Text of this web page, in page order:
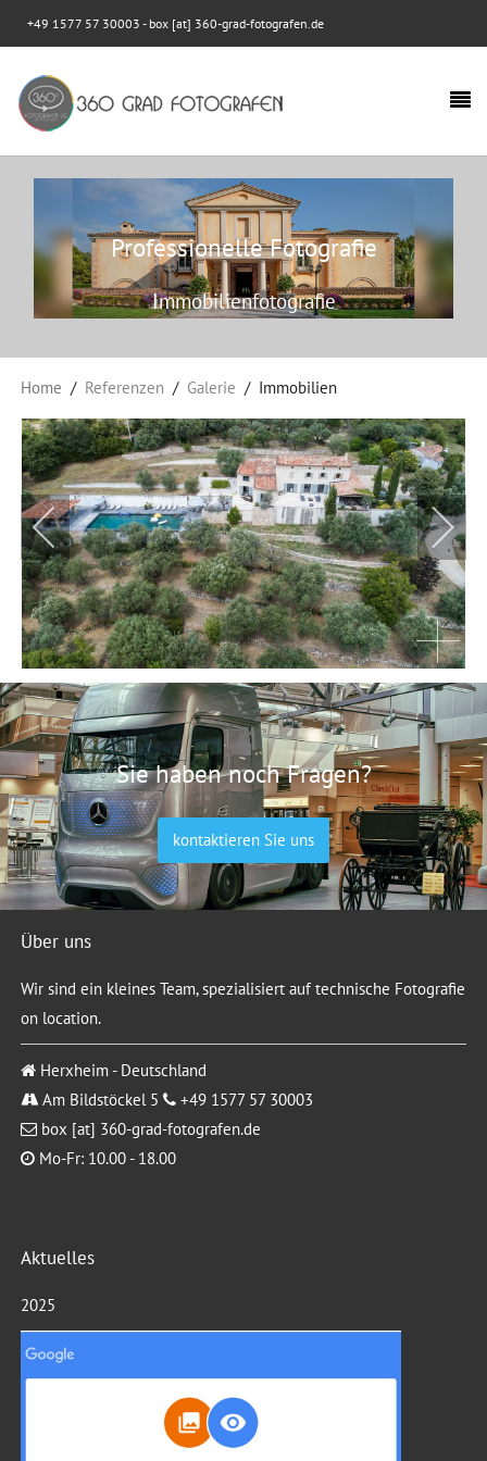
+49 1577 57 30003 - box [at] 360-grad-fotografen.de
Professionelle Fotografie
Immobilienfotografie
Home Referenzen Galerie Immobilien
Sie haben noch Fragen?
kontaktieren Sie uns
Über uns
Wir sind ein kleines Team, spezialisiert auf technische Fotografie
on location.
Herxheim - Deutschland
Am Bildstöckel 5
+49 1577 57 30003
box [at] 360-grad-fotografen.de
Mo-Fr: 10.00 - 18.00
Aktuelles
2025